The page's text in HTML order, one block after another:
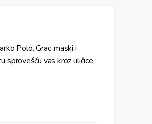
Polo. Grad maski i
sprovešću vas kroz uličice